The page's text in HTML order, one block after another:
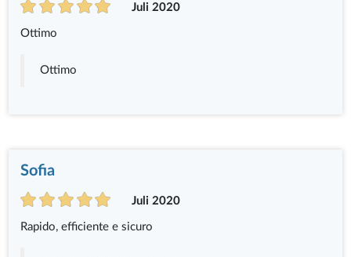
Juli 2020
Ottimo
Ottimo
Sofia
Juli 2020
Rapido, efficiente e sicuro